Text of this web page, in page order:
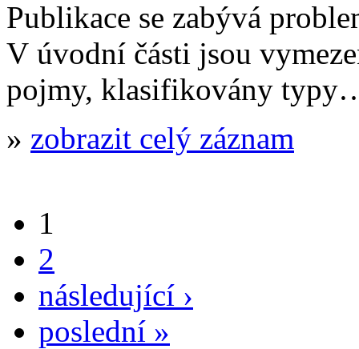
Publikace se zabývá
V úvodní části jsou
pojmy, klasifikovány
» zobrazit celý záznam
1
2
následující ›
poslední »